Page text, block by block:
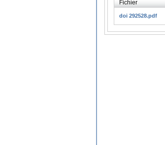
Fichier
doi 292528.pdf